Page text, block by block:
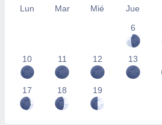
Lun Mar Mié Jue
6
10 11 12 13
17 18 19